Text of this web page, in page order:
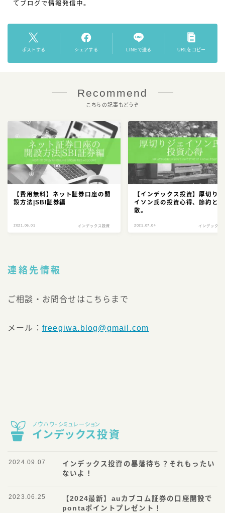
てブログで情報発信中。
ポストする シェアする LINEで送る URLをコピー
Recommend
こちらの記事もどうぞ
【費用無料】ネット証券口座の開
設方法|SBI証券編
2021.06.01 インデックス投資
【インデックス投資】厚切り
イソン氏の投資心得、節約と分
散。
2021.07.04 インデックス
連絡先情報
ご相談・お問合せはこちらまで
メール： freegiwa.blog@gmail.com
ノウハウ・シミュレーション
インデックス投資
インデックス投資の暴落待ち？それもったい
ないよ！
2024.09.07
【2024最新】auカブコム証券の口座開設で
pontaポイントプレゼント！
2023.06.25